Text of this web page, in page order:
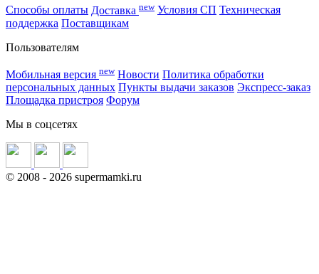
Способы оплаты Доставка new Условия СП Техническая
поддержка Поставщикам
Пользователям
Мобильная версия new Новости Политика обработки
персональных данных Пункты выдачи заказов Экспресс-заказ
Площадка пристроя Форум
Мы в соцсетях
© 2008 - 2026 supermamki.ru